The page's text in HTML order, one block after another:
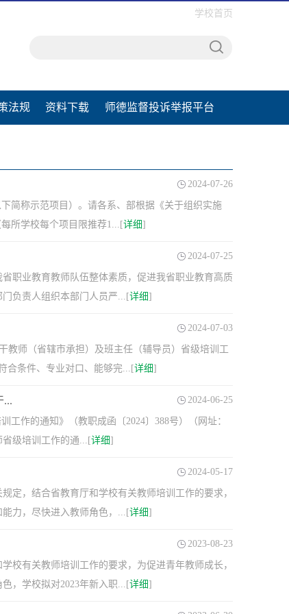
学校首页
法规 资料下载 师德监督投诉举报平台
2024-07-26
简称示范项目）。请各系、部根据《关于组织实施
所学校每个项目限推荐1...[详细]
2024-07-25
职业教育教师队伍整体素质，促进我省职业教育高质
负责人组织本部门人员严...[详细]
2024-07-03
教师（省辖市承担）及班主任（辅导员）省级培训工
合条件、专业对口、能够完...[详细]
... 2024-06-25
工作的通知》（教职成函〔2024〕388号）（网址：
省级培训工作的通...[详细]
2024-05-17
定，结合省教育厅和学校有关教师培训工作的要求，
力，尽快进入教师角色，...[详细]
2023-08-23
校有关教师培训工作的要求，为促进青年教师成长，
，学校拟对2023年新入职...[详细]